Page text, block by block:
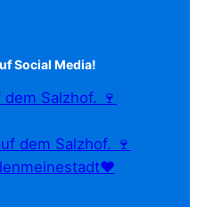
Social Media!
Salzhof. 🍷